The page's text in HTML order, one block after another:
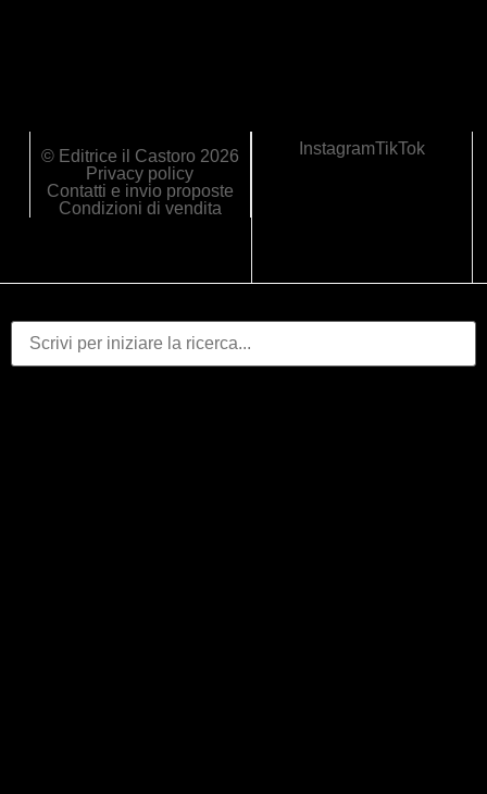
© Editrice il Castoro 2026
Privacy policy
Contatti e invio proposte
Condizioni di vendita
InstagramTikTok